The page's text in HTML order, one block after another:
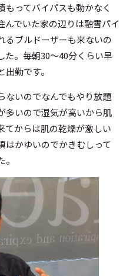
もってバイパスも動かなく
んでいた家の辺りは融雪パイ
るブルドーザーも来ないの
た。毎朝30～40分くらい早
勤です。
ないのでなんでもやり放題
多いので湿気が高いから肌
てからは肌の乾燥が激しい
かゆいのでかきむしって